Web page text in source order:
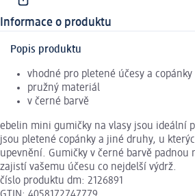
Informace o produktu
Popis produktu
vhodné pro pletené účesy a copánky
pružný materiál
v černé barvě
ebelin mini gumičky na vlasy jsou ideální
jsou pletené copánky a jiné druhy, u
upevnění. Gumičky v černé barvě padnou
zajistí vašemu účesu co nejdelší výdrž.
číslo produktu dm: 2126891